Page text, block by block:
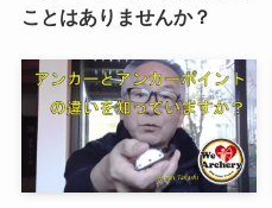
ことはありませんか？